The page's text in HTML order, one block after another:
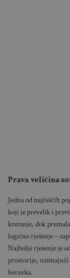
Prava veličina
Jedna od najčešćih
koji je prevelik i
kretanje, dok
logično rješenje –
Najbolje rješenje je
prostorije, uzimajući
boravka.